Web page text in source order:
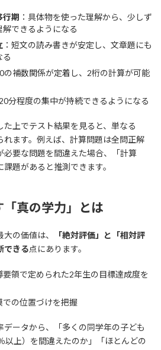
行期 ：具体物を使った理解から、少しず
できるようになる
：短文の読み書きが安定し、文章題にも
る
の補数関係が定着し、2桁の計算が可能
分程度の集中が持続できるようになる
た上でテスト結果を見ると、単なる
れます。例えば、計算問題は全問正解
必要な問題を間違えた場合、「計算
題があると推測できます。
真の学力」とは
の価値は、
「絶対評価」と「相対評
できる点にあります。
要領で定められた2年生の目標達成度を
での位置づけを把握
データから、「多くの同学年の子ども
以上）を間違えたのか」「ほとんどの